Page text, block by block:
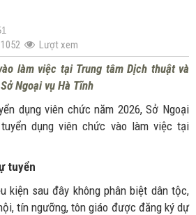
1052 Lượt xem
làm việc tại Trung tâm Dịch thuật và
Ngoại vụ Hà Tĩnh
dụng viên chức năm 2026, Sở Ngoại
dụng viên chức vào làm việc tại
tuyển
kiện sau đây không phân biệt dân tộc,
tín ngưỡng, tôn giáo được đăng ký dự